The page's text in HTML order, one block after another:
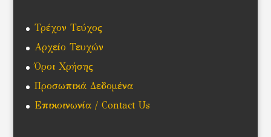
Τρέχον Τεύχος
Αρχείο Τευχών
Όροι Χρήσης
Προσωπικά Δεδομένα
Επικοινωνία / Contact Us